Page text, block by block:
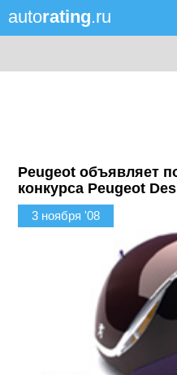
autorating.ru
Peugeot объявляет
конкурса Peugeot
3 ноября '08